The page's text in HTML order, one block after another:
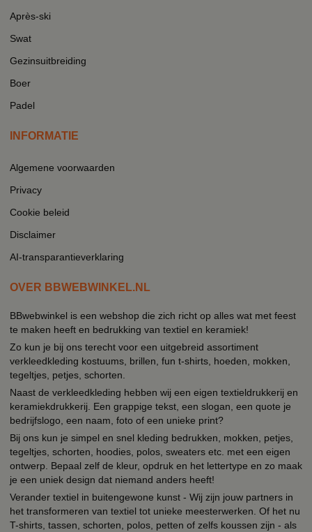
Après-ski
Swat
Gezinsuitbreiding
Boer
Padel
INFORMATIE
Algemene voorwaarden
Privacy
Cookie beleid
Disclaimer
AI-transparantieverklaring
OVER BBWEBWINKEL.NL
BBwebwinkel is een webshop die zich richt op alles wat met feest
te maken heeft en bedrukking van textiel en keramiek!
Zo kun je bij ons terecht voor een uitgebreid assortiment
verkleedkleding kostuums, brillen, fun t-shirts, hoeden, mokken,
tegeltjes, petjes, schorten.
Naast de verkleedkleding hebben wij een eigen textieldrukkerij en
keramiekdrukkerij. Een grappige tekst, een slogan, een quote je
bedrijfslogo, een naam, foto of een unieke print?
Bij ons kun je simpel en snel kleding bedrukken, mokken, petjes,
tegeltjes, schorten, hoodies, polos, sweaters etc. met een eigen
ontwerp. Bepaal zelf de kleur, opdruk en het lettertype en zo maak
je een uniek design dat niemand anders heeft!
Verander textiel in buitengewone kunst - Wij zijn jouw partners in
het transformeren van textiel tot unieke meesterwerken. Of het nu
T-shirts, tassen, schorten, polos, petten of zelfs koussen zijn - als